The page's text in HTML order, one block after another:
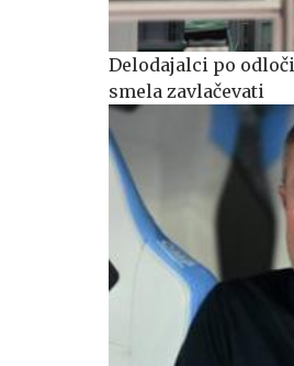
Delodajalci po
smela zavlačevati